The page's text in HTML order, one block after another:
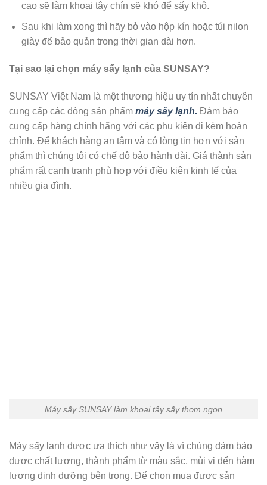
cao sẽ làm khoai tây chín sẽ khó để sấy khô.
Sau khi làm xong thì hãy bỏ vào hộp kín hoặc túi nilon
giày để bảo quản trong thời gian dài hơn.
Tại sao lại chọn máy sấy lạnh của SUNSAY?
SUNSAY Việt Nam là một thương hiệu uy tín nhất chuyên
cung cấp các dòng sản phẩm máy sấy lạnh. Đảm bảo
cung cấp hàng chính hãng với các phụ kiện đi kèm hoàn
chỉnh. Để khách hàng an tâm và có lòng tin hơn với sản
phẩm thì chúng tôi có chế độ bảo hành dài. Giá thành sản
phẩm rất cạnh tranh phù hợp với điều kiện kinh tế của
nhiều gia đình.
Máy sấy SUNSAY làm khoai tây sấy thơm ngon
Máy sấy lạnh được ưa thích như vậy là vì chúng đảm bảo
được chất lượng, thành phẩm từ màu sắc, mùi vị đến hàm
lượng dinh dưỡng bên trong. Để chọn mua được sản